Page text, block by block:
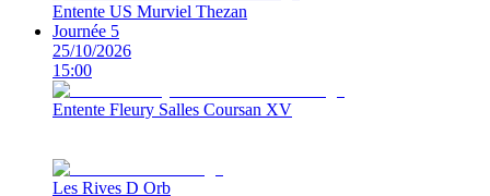
Entente US Murviel Thezan
Journée 5
25/10/2026
15:00
Entente Fleury Salles Coursan XV
Les Rives D Orb